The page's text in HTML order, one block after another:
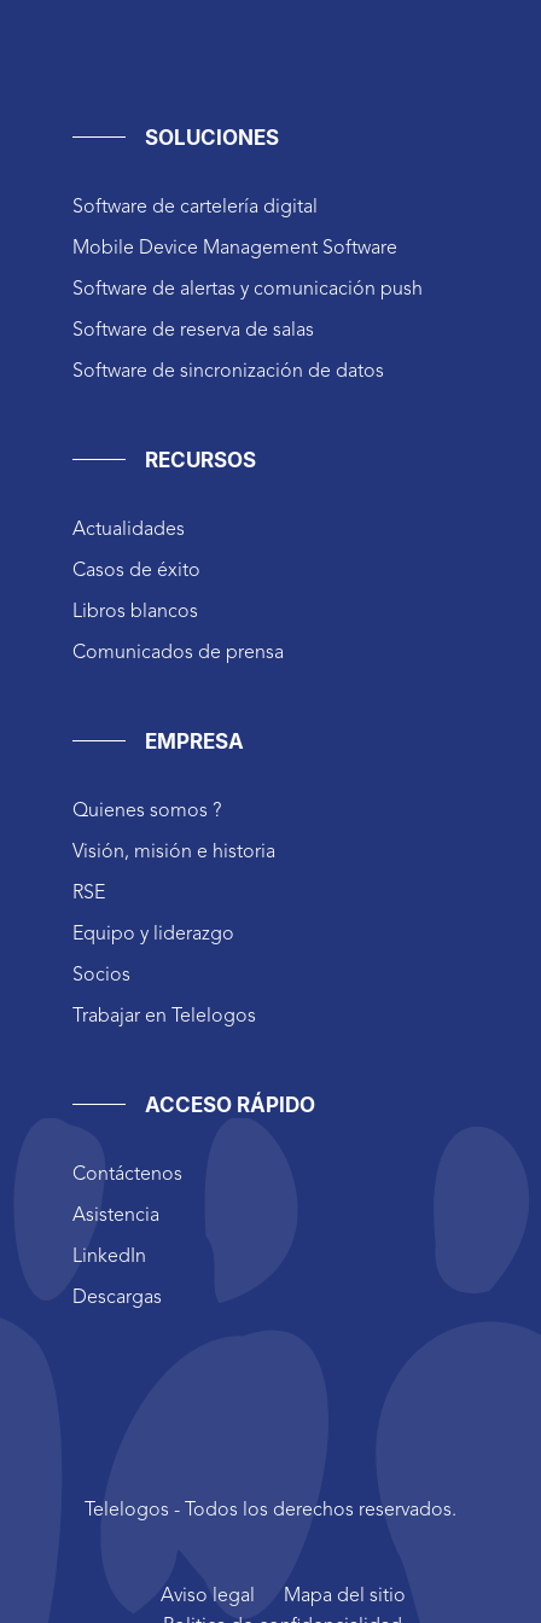
SOLUCIONES
Software de cartelería digital
Mobile Device Management Software
Software de alertas y comunicación push
Software de reserva de salas
Software de sincronización de datos
RECURSOS
Actualidades
Casos de éxito
Libros blancos
Comunicados de prensa
EMPRESA
Quienes somos ?
Visión, misión e historia
RSE
Equipo y liderazgo
Socios
Trabajar en Telelogos
ACCESO RÁPIDO
Contáctenos
Asistencia
LinkedIn
Descargas
Telelogos - Todos los derechos reservados.
Aviso legal
Mapa del sitio